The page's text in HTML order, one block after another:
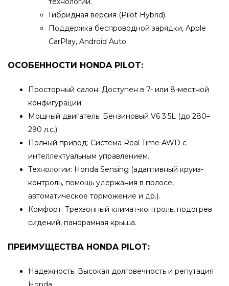
Гибридная версия (Pilot Hybrid).
Поддержка беспроводной зарядки, Apple
CarPlay, Android Auto.
ОСОБЕННОСТИ HONDA PILOT:
Просторный салон: Доступен в 7- или 8-местной
конфигурации.
Мощный двигатель: Бензиновый V6 3.5L (до 280–
290 л.с.).
Полный привод: Система Real Time AWD с
интеллектуальным управлением.
Технологии: Honda Sensing (адаптивный круиз-
контроль, помощь удержания в полосе,
автоматическое торможение и др.).
Комфорт: Трехзонный климат-контроль, подогрев
сидений, панорамная крыша.
ПРЕИМУЩЕСТВА HONDA PILOT:
Надежность: Высокая долговечность и репутация